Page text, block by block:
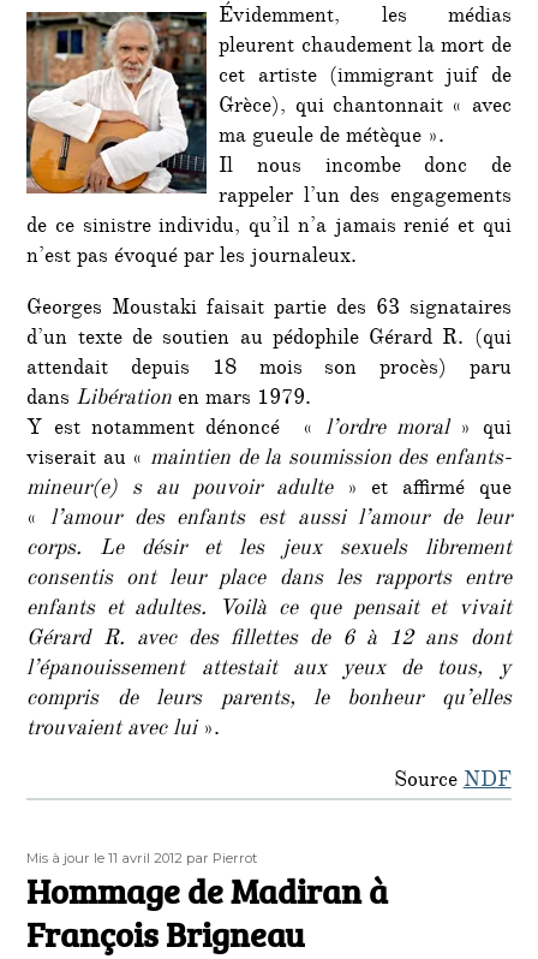
Évidemment, les médias
pleurent chaudement la mort de
cet artiste (immigrant juif de
Grèce), qui chantonnait « avec
ma gueule de métèque ».
Il nous incombe donc de
rappeler l’un des engagements
de ce sinistre individu, qu’il n’a jamais renié et qui
n’est pas évoqué par les journaleux.
Georges Moustaki faisait partie des 63 signataires
d’un texte de soutien au pédophile Gérard R. (qui
attendait depuis 18 mois son procès) paru
dans Libérationen mars 1979.
Y est notamment dénoncé « l’ordre moral » qui
viserait au « maintien de la soumission des enfants-
mineur(e) s au pouvoir adulte» et affirmé que
« l’amour des enfants est aussi l’amour de leur
corps. Le désir et les jeux sexuels librement
consentis ont leur place dans les rapports entre
enfants et adultes. Voilà ce que pensait et vivait
Gérard R. avec des fillettes de 6 à 12 ans dont
l’épanouissement attestait aux yeux de tous, y
compris de leurs parents, le bonheur qu’elles
trouvaient avec lui».
SourceNDF
Publié
le
Mis à jour le 11 avril 2012 Auteur
par Pierrot
Hommage de Madiran à
François Brigneau